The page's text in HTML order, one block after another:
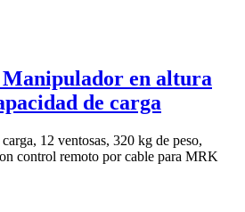
en altura
de carga
12 ventosas, 320 kg de peso,
control remoto por cable para MRK